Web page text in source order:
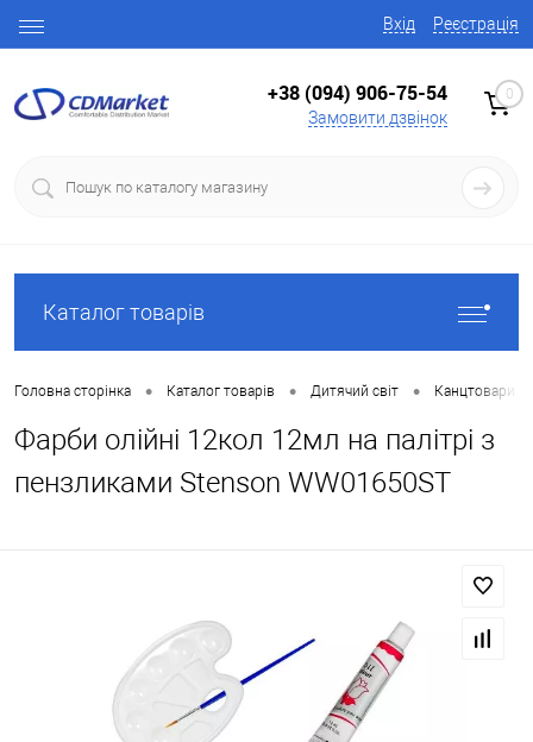
Вхід Реєстрація
+38 (094) 906-75-54
Замовити дзвінок
0
Каталог товарів
Головна сторінка • Каталог товарів • Дитячий світ • Канцтовари
Фарби олійні 12кол 12мл на палітрі з
пензликами Stenson WW01650ST